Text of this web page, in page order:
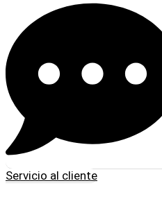
Servicio al cliente